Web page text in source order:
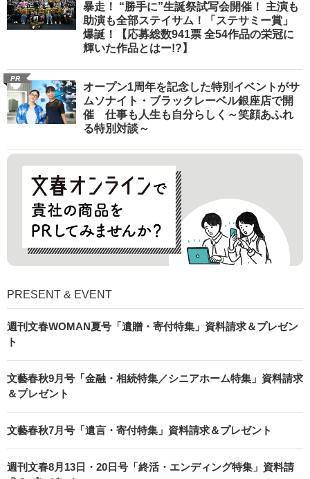
暴走！ “勝手に”生誕祭試写会開催！ 主演も
助演も全部ステイサム！「ステサミー賞」
爆誕！【応募総数941票 全54作品の栄冠に
輝いた作品とはー!?】
PR
オープン1周年を記念した特別イベントがサ
ムソナイト・ブラックレーベル銀座店で開
催 仕事も人生も自分らしく～笑顔あふれ
る特別対談～
PRESENT & EVENT
週刊文春WOMAN夏号「遺贈・寄付特集」資料請求＆プレゼン
ト
文藝春秋9月号「金融・相続特集／シニアホーム特集」資料請求
＆プレゼント
文藝春秋7月号「遺言・寄付特集」資料請求＆プレゼント
週刊文春8月13日・20日号「終活・エンディング特集」資料請